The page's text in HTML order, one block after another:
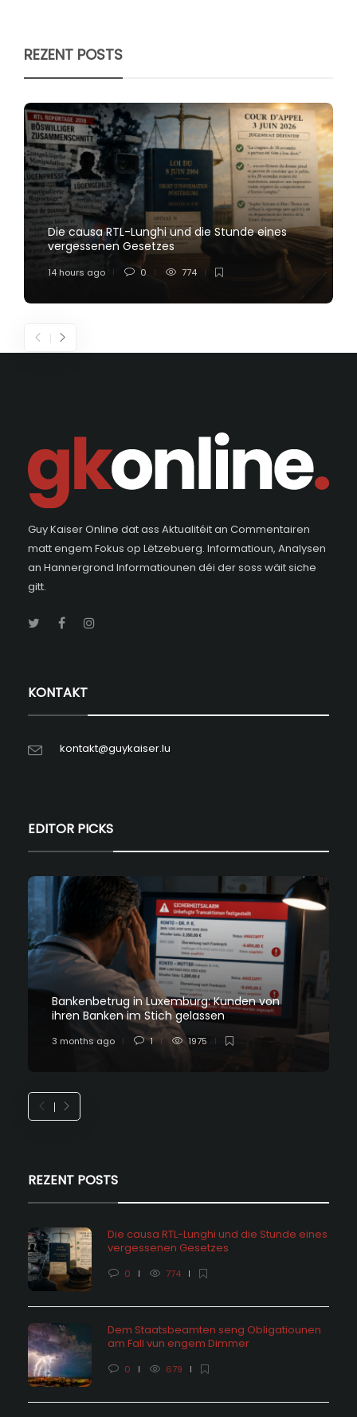
REZENT POSTS
Die causa RTL-Lunghi und die Stunde eines
vergessenen Gesetzes
14 hours ago 0 774
Guy Kaiser Online dat ass Aktualitéit an Commentairen
matt engem Fokus op Lëtzebuerg. Informatioun, Analysen
an Hannergrond Informatiounen déi der soss wäit siche
gitt.
KONTAKT
kontakt@guykaiser.lu
EDITOR PICKS
Bankenbetrug in Luxemburg: Kunden von
ihren Banken im Stich gelassen
3 months ago 1 1975
REZENT POSTS
Die causa RTL-Lunghi und die Stunde eines
vergessenen Gesetzes
0 774
Dem Staatsbeamten seng Obligatiounen
am Fall vun engem Dimmer
0 679